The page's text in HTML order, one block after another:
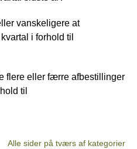
vanskeligere at
i forhold til
flere eller færre afbestillinger
til
Alle sider på tværs af kategorier